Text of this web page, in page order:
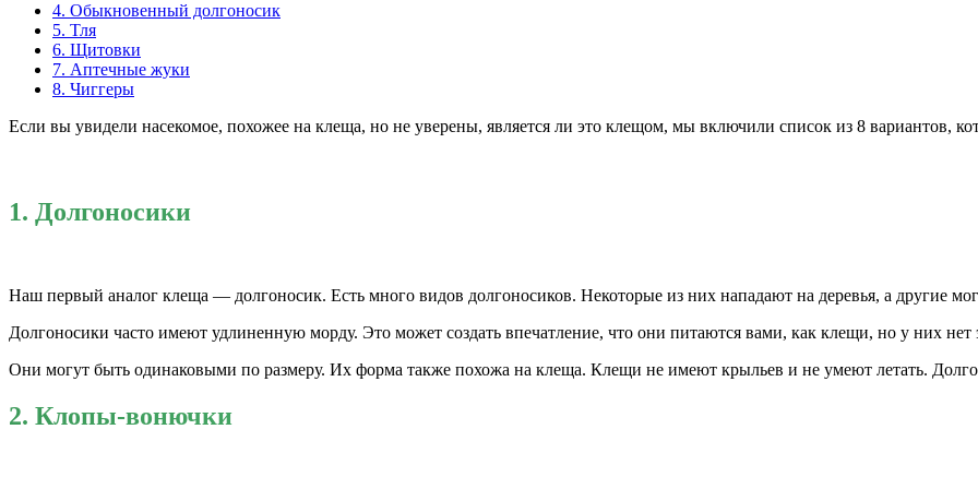
4. Обыкновенный долгоносик
5. Тля
6. Щитовки
7. Аптечные жуки
8. Чиггеры
Если вы увидели насекомое, похожее на клеща, но не уверены, является ли это клещом, мы включили список из 8 вариантов,
1. Долгоносики
Наш первый аналог клеща — долгоносик. Есть много видов долгоносиков. Некоторые из них нападают на деревья, а другие
Долгоносики часто имеют удлиненную морду. Это может создать впечатление, что они питаются вами, как клещи, но у них
Они могут быть одинаковыми по размеру. Их форма также похожа на клеща. Клещи не имеют крыльев и не умеют летать.
2. Клопы-вонючки